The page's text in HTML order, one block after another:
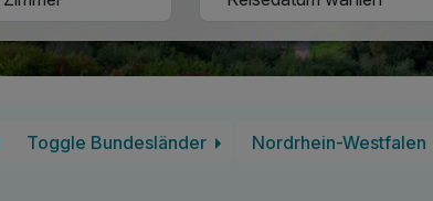
Toggle Bundesländer
Nordrhein-Westfalen